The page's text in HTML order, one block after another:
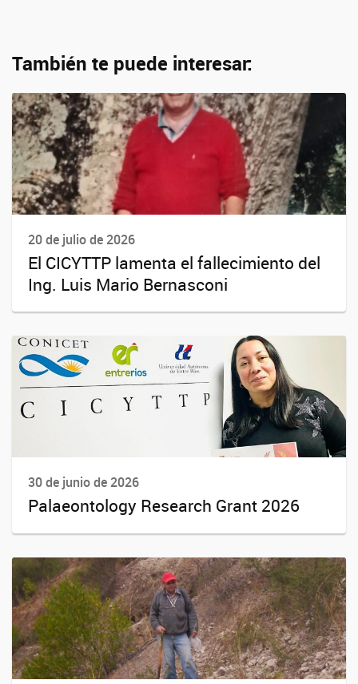
También te puede interesar:
20 de julio de 2026
El CICYTTP lamenta el fallecimiento del
Ing. Luis Mario Bernasconi
30 de junio de 2026
Palaeontology Research Grant 2026